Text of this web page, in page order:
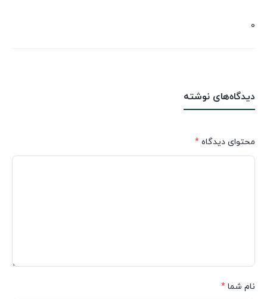
0
دیدگاه‌های نوشته
محتوای دیدگاه *
نام شما *